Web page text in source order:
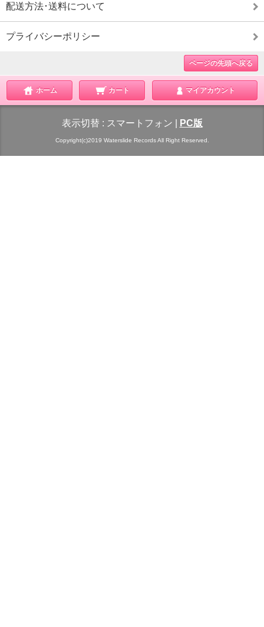
配送方法･送料について
プライバシーポリシー
ページの先頭へ戻る
ホーム カート マイアカウント
表示切替 : スマートフォン PC版
Copyright(c)2019 Waterslide Records All Right Reserved.